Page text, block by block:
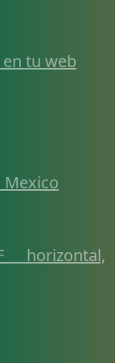
tu web
Mexico
horizontal,